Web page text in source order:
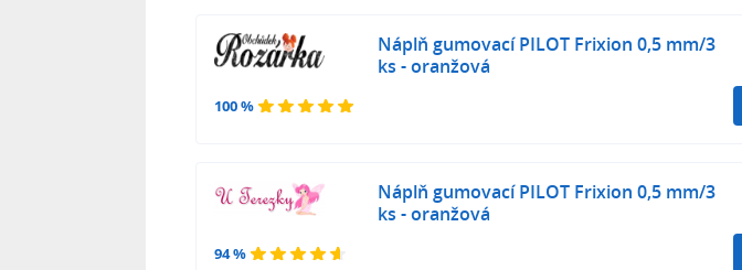
100 %
Náplň gumovací PILOT Frixion 0,5 mm/3
ks - oranžová
94 %
Náplň gumovací PILOT Frixion 0,5 mm/3
ks - oranžová